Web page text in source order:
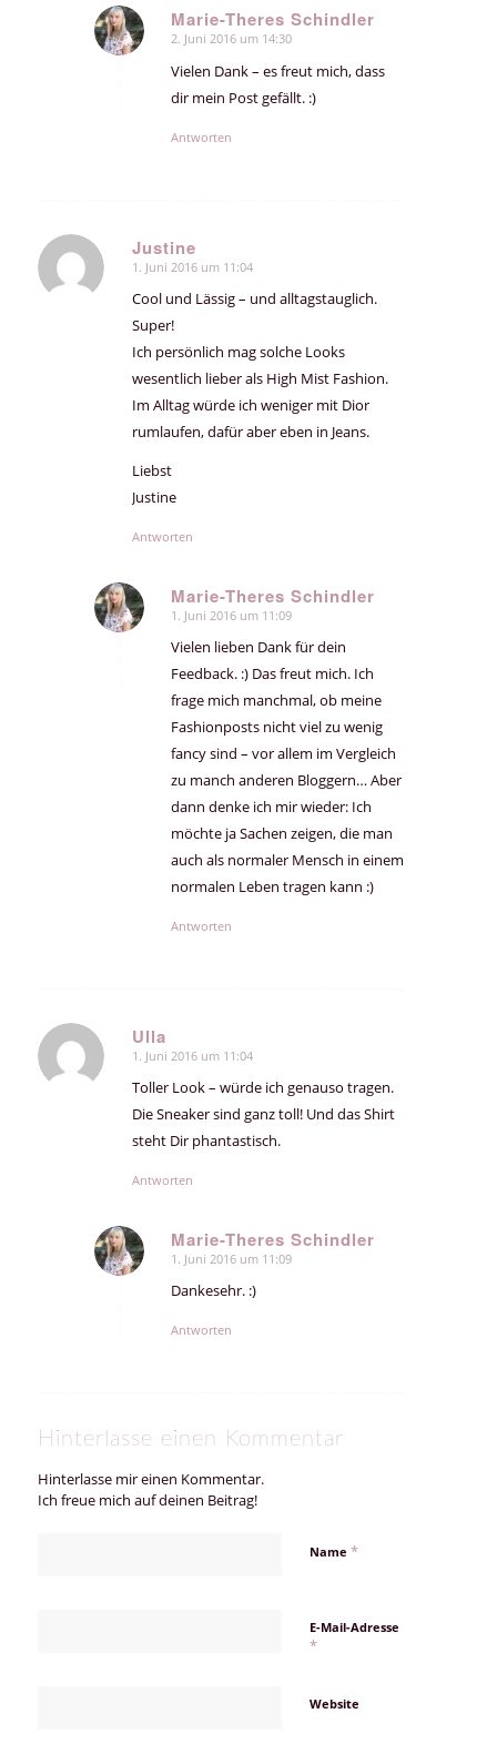
Marie-Theres Schindler
sagte:
2. Juni 2016 um 14:30
Vielen Dank – es freut mich, dass
dir mein Post gefällt. :)
Antworten
Justine
sagte:
1. Juni 2016 um 11:04
Cool und Lässig – und alltagstauglich.
Super!
Ich persönlich mag solche Looks
wesentlich lieber als High Mist Fashion.
Im Alltag würde ich weniger mit Dior
rumlaufen, dafür aber eben in Jeans.
Liebst
Justine
Antworten
Marie-Theres Schindler
sagte:
1. Juni 2016 um 11:09
Vielen lieben Dank für dein
Feedback. :) Das freut mich. Ich
frage mich manchmal, ob meine
Fashionposts nicht viel zu wenig
fancy sind – vor allem im Vergleich
zu manch anderen Bloggern… Aber
dann denke ich mir wieder: Ich
möchte ja Sachen zeigen, die man
auch als normaler Mensch in einem
normalen Leben tragen kann :)
Antworten
Ulla
sagte:
1. Juni 2016 um 11:04
Toller Look – würde ich genauso tragen.
Die Sneaker sind ganz toll! Und das Shirt
steht Dir phantastisch.
Antworten
Marie-Theres Schindler
sagte:
1. Juni 2016 um 11:09
Dankesehr. :)
Antworten
Hinterlasse einen Kommentar
Hinterlasse mir einen Kommentar.
Ich freue mich auf deinen Beitrag!
Name *
E-Mail-Adresse
*
Website